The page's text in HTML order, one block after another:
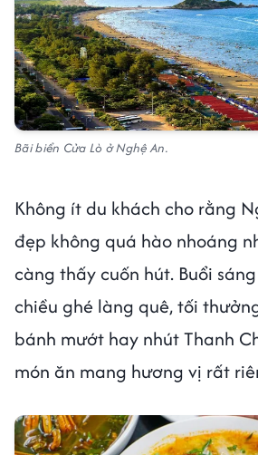
Bãi biển Cửa Lò ở Nghệ An.
Không ít du khách cho rằng
đẹp không quá hào nhoáng
càng thấy cuốn hút. Buổi
chiều ghé làng quê, tối
bánh mướt hay nhút Thanh
món ăn mang hương vị rất